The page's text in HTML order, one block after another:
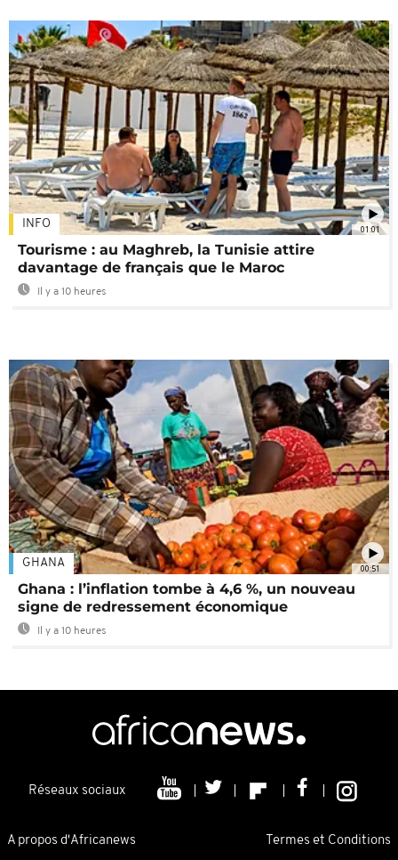
01:01
INFO
Tourisme : au Maghreb, la Tunisie attire
davantage de français que le Maroc
Il y a 10 heures
00:51
GHANA
Ghana : l’inflation tombe à 4,6 %, un nouveau
signe de redressement économique
Il y a 10 heures
Réseaux sociaux
A propos d'Africanews Termes et Conditions